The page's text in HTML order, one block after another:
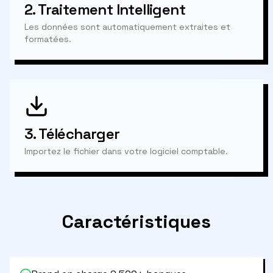
2.Traitement Intelligent
Les données sont automatiquement extraites et
formatées.
3.Télécharger
Importez le fichier dans votre logiciel comptable.
Caractéristiques